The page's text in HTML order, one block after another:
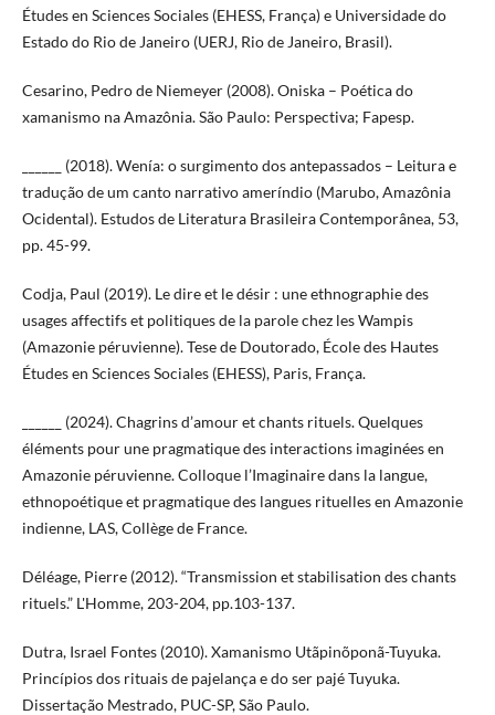
Études en Sciences Sociales (EHESS, França) e Universidade do
Estado do Rio de Janeiro (UERJ, Rio de Janeiro, Brasil).
Cesarino, Pedro de Niemeyer (2008). Oniska – Poética do
xamanismo na Amazônia. São Paulo: Perspectiva; Fapesp.
______ (2018). Wenía: o surgimento dos antepassados – Leitura e
tradução de um canto narrativo ameríndio (Marubo, Amazônia
Ocidental). Estudos de Literatura Brasileira Contemporânea, 53,
pp. 45-99.
Codja, Paul (2019). Le dire et le désir : une ethnographie des
usages affectifs et politiques de la parole chez les Wampis
(Amazonie péruvienne). Tese de Doutorado, École des Hautes
Études en Sciences Sociales (EHESS), Paris, França.
______ (2024). Chagrins d’amour et chants rituels. Quelques
éléments pour une pragmatique des interactions imaginées en
Amazonie péruvienne. Colloque l’Imaginaire dans la langue,
ethnopoétique et pragmatique des langues rituelles en Amazonie
indienne, LAS, Collège de France.
Déléage, Pierre (2012). “Transmission et stabilisation des chants
rituels.” L'Homme, 203-204, pp.103-137.
Dutra, Israel Fontes (2010). Xamanismo Utãpinõponã-Tuyuka.
Princípios dos rituais de pajelança e do ser pajé Tuyuka.
Dissertação Mestrado, PUC-SP, São Paulo.